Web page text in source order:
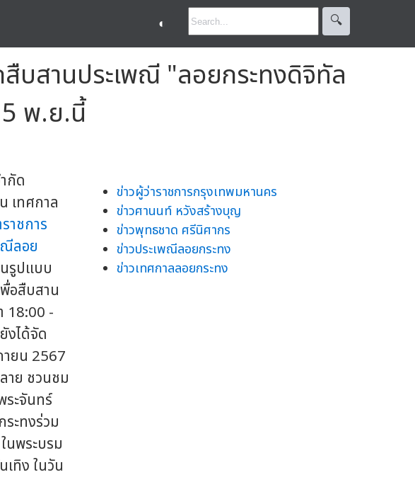
◐ 🔍︎
สืบสานประเพณี "ลอยกระทงดิจิทัล
พ.ย.นี้
กัด
เทศกาล
าชการ
ณีลอย
รูปแบบ
อสืบสาน
18:00 -
งได้จัด
ยน 2567
าย ชวนชม
ะจันทร์
ะทงร่วม
พระบรม
ทิง ในวัน
ข่าวผู้ว่าราชการกรุงเทพมหานคร
ข่าวศานนท์ หวังสร้างบุญ
ข่าวพุทธชาด ศรีนิศากร
ข่าวประเพณีลอยกระทง
ข่าวเทศกาลลอยกระทง